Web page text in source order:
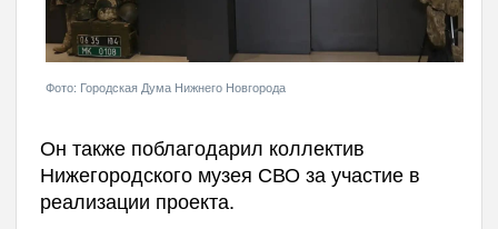
Фото: Городская Дума Нижнего Новгорода
Он также поблагодарил коллектив
Нижегородского музея СВО за участие в
реализации проекта.